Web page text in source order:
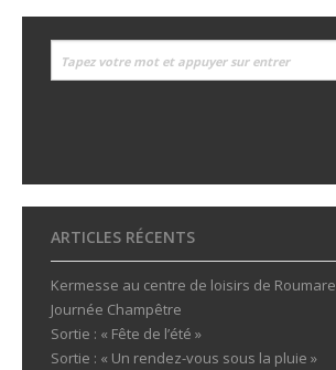
ARTICLES RÉCENTS
Kermesse au centre de loisirs de Roumare
Journée Champêtre
Sortie : « Fête de l’été »
Sortie : « Un rendez-vous sous la pluie »